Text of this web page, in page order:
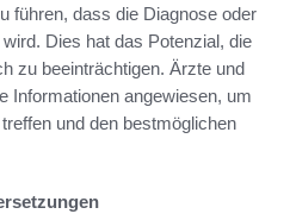
führen, dass die Diagnose oder
Dies hat das Potenzial, die
zu beeinträchtigen. Ärzte und
Informationen angewiesen, um
und den bestmöglichen